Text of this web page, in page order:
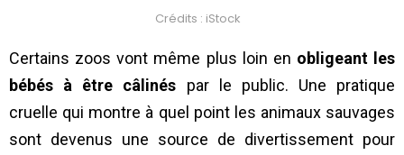
Crédits : iStock
Certains zoos vont même plus loin en obligeant les
bébés à être câlinés par le public. Une pratique
cruelle qui montre à quel point les animaux sauvages
sont devenus une source de divertissement pour